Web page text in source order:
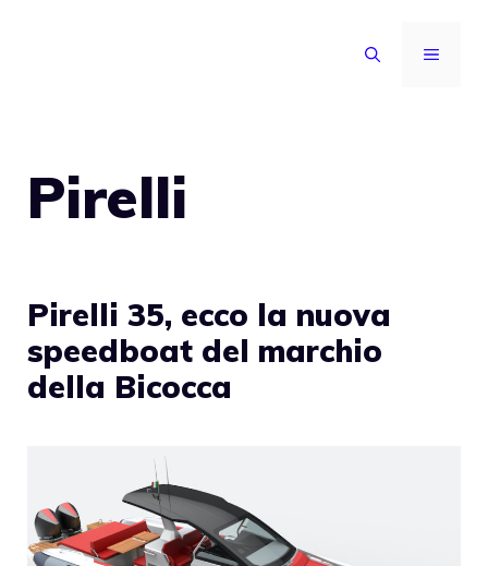
MENU
Pirelli
Pirelli 35, ecco la nuova
speedboat del marchio
della Bicocca